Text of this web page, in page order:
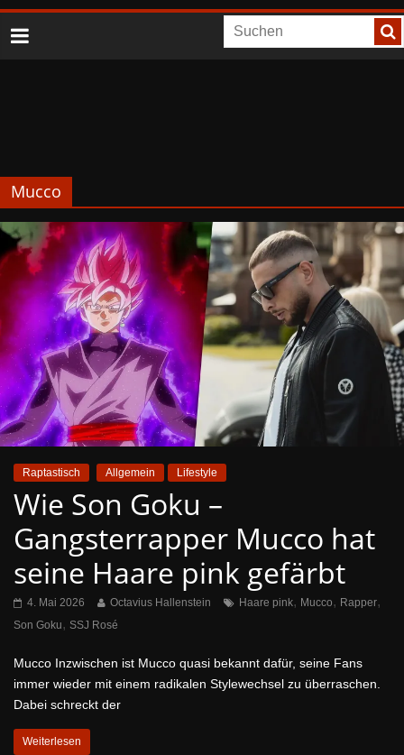
Mucco
Raptastisch Allgemein Lifestyle
Wie Son Goku –
Gangsterrapper Mucco hat
seine Haare pink gefärbt
4. Mai 2026 Octavius Hallenstein Haare pink, Mucco, Rapper,
Son Goku, SSJ Rosé
Mucco Inzwischen ist Mucco quasi bekannt dafür, seine Fans
immer wieder mit einem radikalen Stylewechsel zu überraschen.
Dabei schreckt der
Weiterlesen